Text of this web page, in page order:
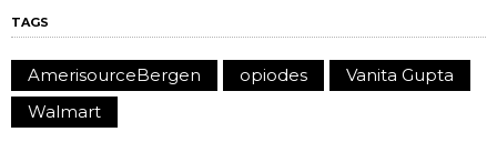
TAGS
AmerisourceBergen opiodes
Vanita Gupta
Walmart